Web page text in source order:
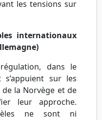
les tensions sur
internationaux
dans le
sur les
la Norvège et de
leur approche.
ne sont ni